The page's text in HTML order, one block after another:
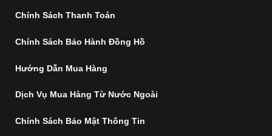
Chính Sách Thanh Toán
Chính Sách Bảo Hành Đồng Hồ
Hướng Dẫn Mua Hàng
Dịch Vụ Mua Hàng Từ Nước Ngoài
Chính Sách Bảo Mật Thông Tin